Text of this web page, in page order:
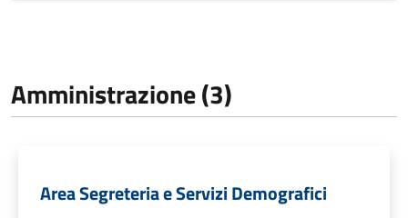
Amministrazione (3)
Area Segreteria e Servizi Demografici